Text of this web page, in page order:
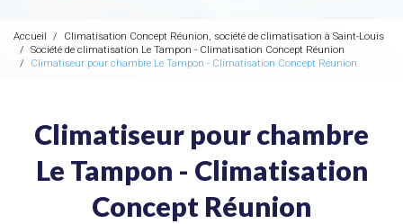
Accueil
Climatisation Concept Réunion, société de climatisation à Saint-Louis
Société de climatisation Le Tampon - Climatisation Concept Réunion
Climatiseur pour chambre Le Tampon - Climatisation Concept Réunion
Climatiseur pour chambre
Le Tampon - Climatisation
Concept Réunion